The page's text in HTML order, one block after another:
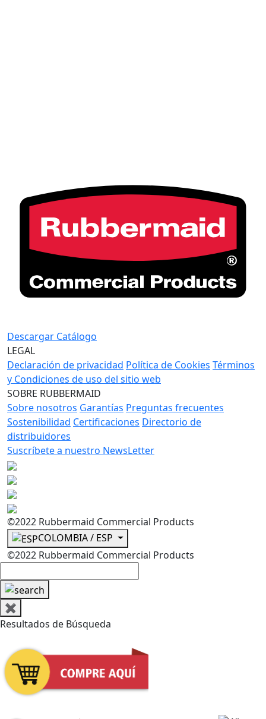
Descargar Catálogo
LEGAL
Declaración de privacidad Política de Cookies Términos
y Condiciones de uso del sitio web
SOBRE RUBBERMAID
Sobre nosotros Garantías Preguntas frecuentes
Sostenibilidad Certificaciones Directorio de
distribuidores
Suscríbete a nuestro NewsLetter
©2022 Rubbermaid Commercial Products
COLOMBIA / ESP
©2022 Rubbermaid Commercial Products
✖
Resultados de Búsqueda